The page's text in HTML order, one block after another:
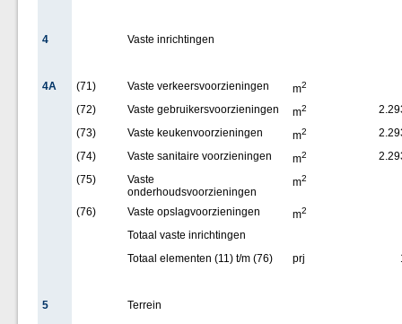
4 Vaste inrichtingen
4A (71) Vaste verkeersvoorzieningen m2
(72) Vaste gebruikersvoorzieningen m2
(73)
Vaste keukenvoorzieningen m2
(74)
Vaste sanitaire voorzieningen m2
(75)
Vaste
onderhoudsvoorzieningen
m2
(76) Vaste opslagvoorzieningen m2
Totaal vaste inrichtingen
Totaal elementen (11) t/m (76)
prj
5 Terrein